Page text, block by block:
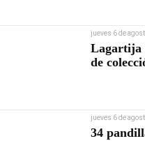
jueves 6 de
Lagartija
de
jueves 6 de
34